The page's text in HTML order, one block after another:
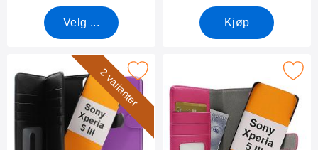
Velg ... Kjøp
2 varianter
XL Magnet Wallet Sony Xperia 5 III (XQ-BQ52) som
Merk skimblocker Magnet Wallet Sony